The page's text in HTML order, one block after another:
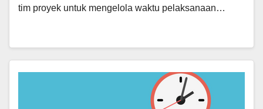
tim proyek untuk mengelola waktu pelaksanaan…